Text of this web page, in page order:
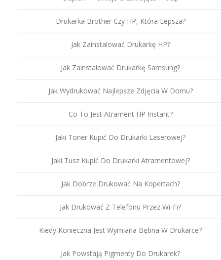
Drukarka Brother Czy HP, Która Lepsza?
Jak Zainstalować Drukarkę HP?
Jak Zainstalować Drukarkę Samsung?
Jak Wydrukować Najlepsze Zdjęcia W Domu?
Co To Jest Atrament HP Instant?
Jaki Toner Kupić Do Drukarki Laserowej?
Jaki Tusz Kupić Do Drukarki Atramentowej?
Jak Dobrze Drukować Na Kopertach?
Jak Drukować Z Telefonu Przez Wi-Fi?
Kiedy Konieczna Jest Wymiana Bębna W Drukarce?
Jak Powstają Pigmenty Do Drukarek?